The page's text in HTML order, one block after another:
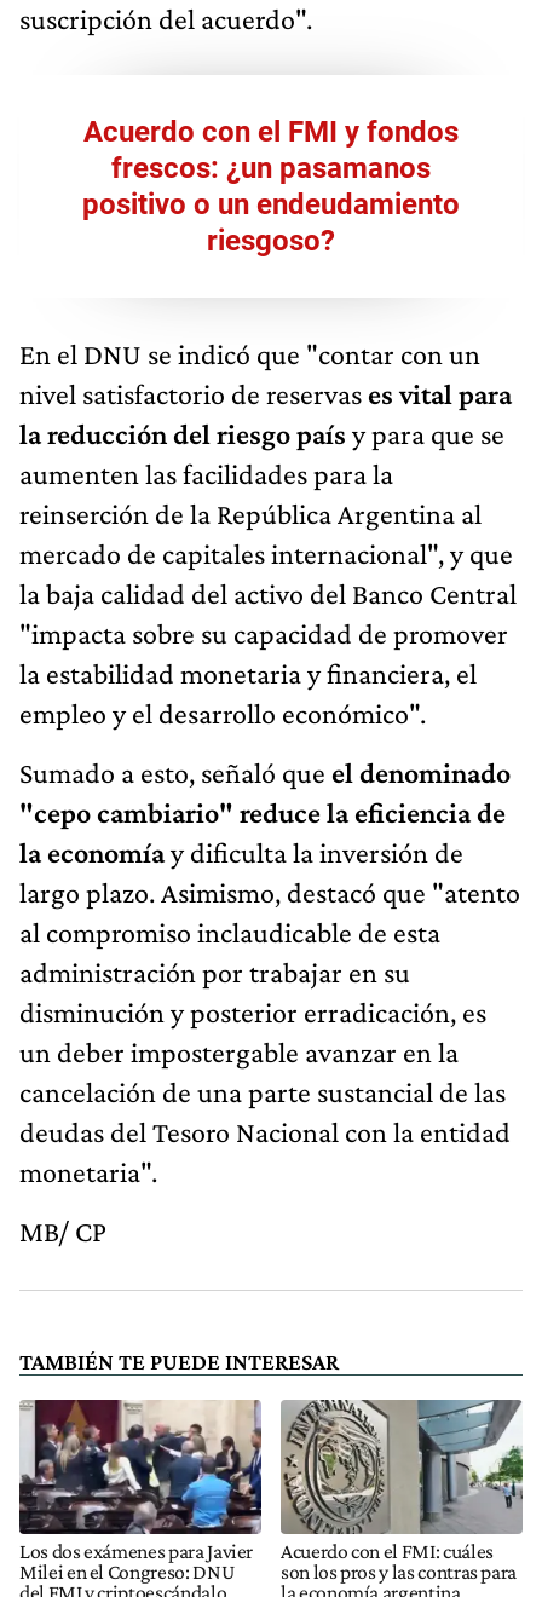
suscripción del acuerdo".
Acuerdo con el FMI y fondos
frescos: ¿un pasamanos
positivo o un endeudamiento
riesgoso?
En el DNU se indicó que "contar con un
nivel satisfactorio de reservas es vital para
la reducción del riesgo país y para que se
aumenten las facilidades para la
reinserción de la República Argentina al
mercado de capitales internacional", y que
la baja calidad del activo del Banco Central
"impacta sobre su capacidad de promover
la estabilidad monetaria y financiera, el
empleo y el desarrollo económico".
Sumado a esto, señaló que el denominado
"cepo cambiario" reduce la eficiencia de
la economíay dificulta la inversión de
largo plazo. Asimismo, destacó que "atento
al compromiso inclaudicable de esta
administración por trabajar en su
disminución y posterior erradicación, es
un deber impostergable avanzar en la
cancelación de una parte sustancial de las
deudas del Tesoro Nacional con la entidad
monetaria".
MB/ CP
TAMBIÉN TE PUEDE INTERESAR
Los dos exámenes para Javier
Milei en el Congreso: DNU
del FMI y criptoescándalo
Acuerdo con el FMI: cuáles
son los pros y las contras para
la economía argentina